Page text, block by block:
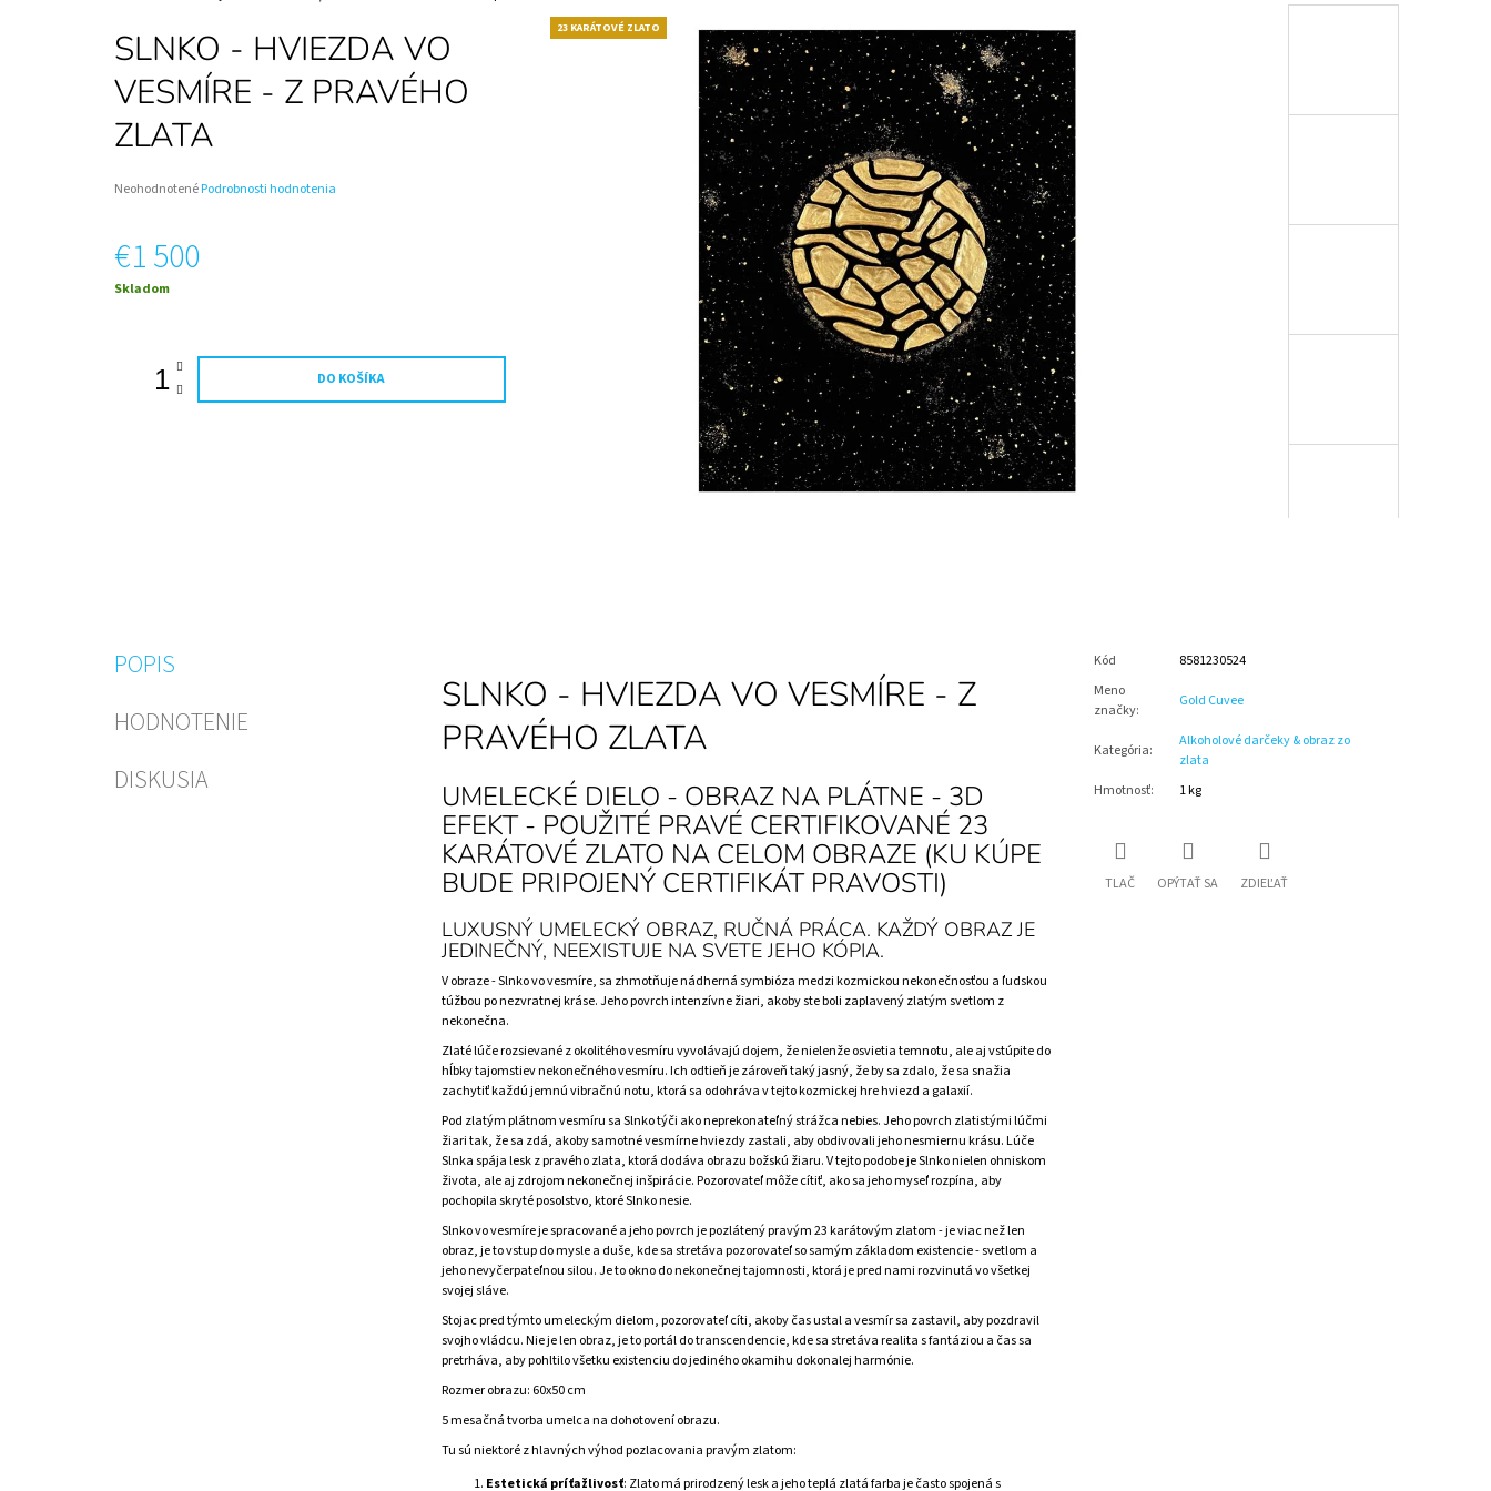
SLNKO - HVIEZDA VO
VESMÍRE - Z PRAVÉHO
ZLATA
Priemerné
je
0,0
z
NeohodnotenéPodrobnosti hodnotenia
23 KARÁTOVÉ ZLATO
€1 500
Jednotková
Skladom
DO KOŠÍKA
POPIS
HODNOTENIE
DISKUSIA
SLNKO - HVIEZDA VO VESMÍRE - Z
PRAVÉHO ZLATA
UMELECKÉ DIELO - OBRAZ NA PLÁTNE - 3D
EFEKT - POUŽITÉ PRAVÉ CERTIFIKOVANÉ 23
KARÁTOVÉ ZLATO NA CELOM OBRAZE (KU KÚPE
BUDE PRIPOJENÝ CERTIFIKÁT PRAVOSTI)
LUXUSNÝ UMELECKÝ OBRAZ, RUČNÁ PRÁCA. KAŽDÝ OBRAZ JE
JEDINEČNÝ, NEEXISTUJE NA SVETE JEHO KÓPIA.
V obraze - Slnko vo vesmíre, sa zhmotňuje nádherná symbióza medzi kozmickou nekonečnosťou a ľudskou
túžbou po nezvratnej kráse. Jeho povrch intenzívne žiari, akoby ste boli zaplavený zlatým svetlom z
nekonečna.
Zlaté lúče rozsievané z okolitého vesmíru vyvolávajú dojem, že nielenže osvietia temnotu, ale aj vstúpite do
hĺbky tajomstiev nekonečného vesmíru. Ich odtieň je zároveň taký jasný, že by sa zdalo, že sa snažia
zachytiť každú jemnú vibračnú notu, ktorá sa odohráva v tejto kozmickej hre hviezd a galaxií.
Pod zlatým plátnom vesmíru sa Slnko týči ako neprekonateľný strážca nebies. Jeho povrch zlatistými lúčmi
žiari tak, že sa zdá, akoby samotné vesmírne hviezdy zastali, aby obdivovali jeho nesmiernu krásu. Lúče
Slnka spája lesk z pravého zlata, ktorá dodáva obrazu božskú žiaru. V tejto podobe je Slnko nielen ohniskom
života, ale aj zdrojom nekonečnej inšpirácie.Pozorovateľ môže cítiť, ako sa jeho myseľ rozpína, aby
pochopila skryté posolstvo, ktoré Slnko nesie.
Slnko vo vesmíre je spracované a jeho povrch je pozlátený pravým 23 karátovým zlatom - je viac než len
obraz, je to vstup do mysle a duše, kde sa stretáva pozorovateľ so samým základom existencie - svetlom a
jeho nevyčerpateľnou silou. Je to okno do nekonečnej tajomnosti, ktorá je pred nami rozvinutá vo všetkej
svojej sláve.
Stojac pred týmto umeleckým dielom, pozorovateľ cíti, akoby čas ustal a vesmír sa zastavil, aby pozdravil
svojho vládcu. Nie je len obraz, je to portál do transcendencie, kde sa stretáva realita s fantáziou a čas sa
pretrháva, aby pohltilo všetku existenciu do jediného okamihu dokonalej harmónie.
Rozmer obrazu: 60x50 cm
5 mesačná tvorba umelca na dohotovení obrazu.
Tu sú niektoré z hlavných výhod pozlacovania pravým zlatom:
Estetická príťažlivosť: Zlato má prirodzený lesk a jeho teplá zlatá farba je často spojená s
Kód
8581230524
Meno
značky:
Gold Cuvee
Kategória:
Alkoholové darčeky & obraz zo
zlata
Hmotnosť: 1 kg
TLAČ OPÝTAŤ SA ZDIEĽAŤ
€12,50
€11,20